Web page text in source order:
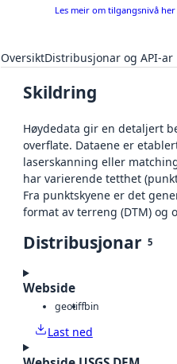
Les meir om tilgangsnivå her
OversiktDistribusjonar og API-ar
Skildring
Høydedata gir en detaljert
overflate. Dataene er
laserskanning eller
har varierende tetthet
Fra punktskyene er det
format av terreng (DTM) og
Distribusjonar 5
Webside
geotiffbin
Last ned